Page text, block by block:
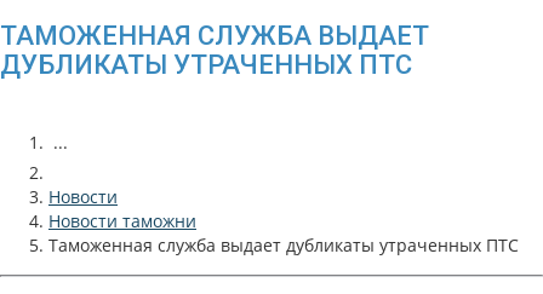
ТАМОЖЕННАЯ СЛУЖБА ВЫДАЕТ
ДУБЛИКАТЫ УТРАЧЕННЫХ ПТС
...
Новости
Новости таможни
Таможенная служба выдает дубликаты утраченных ПТС